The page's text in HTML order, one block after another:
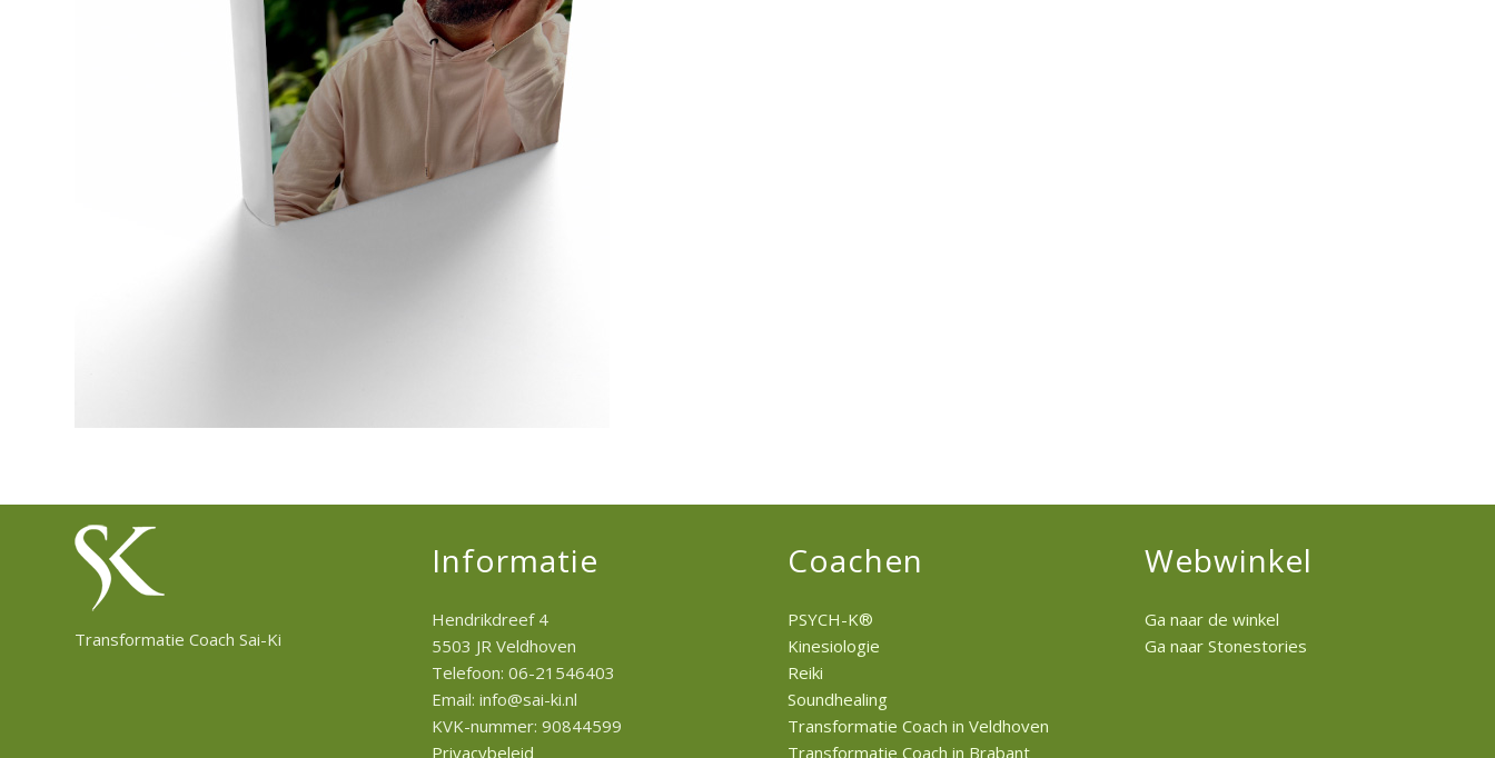
Transformatie Coach Sai-Ki
Informatie
Hendrikdreef 4
5503 JR Veldhoven
Telefoon: 06-21546403
Email: info@sai-ki.nl
KVK-nummer: 90844599
Privacybeleid
Coachen
PSYCH-K®
Kinesiologie
Reiki
Soundhealing
Transformatie Coach in Veldhoven
Transformatie Coach in Brabant
Webwinkel
Ga naar de winkel
Ga naar Stonestories